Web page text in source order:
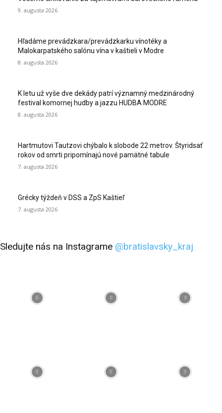
9. augusta 2026
Hľadáme prevádzkara/prevádzkarku vínotéky a
Malokarpatského salónu vína v kaštieli v Modre
8. augusta 2026
K letu už vyše dve dekády patrí významný medzinárodný
festival komornej hudby a jazzu HUDBA MODRE
8. augusta 2026
Hartmutovi Tautzovi chýbalo k slobode 22 metrov. Štyridsať
rokov od smrti pripomínajú nové pamätné tabule
7. augusta 2026
Grécky týždeň v DSS a ZpS Kaštieľ
7. augusta 2026
Sledujte nás na Instagrame @bratislavsky_kraj